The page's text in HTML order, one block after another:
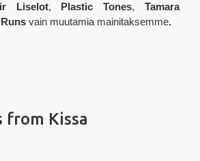
Liselot, Plastic Tones,Tamara
vain muutamia mainitaksemme.
from Kissa